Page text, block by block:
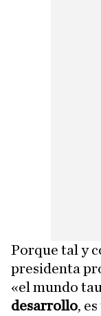
Porque tal y
presidenta
«el mundo
desarrollo,